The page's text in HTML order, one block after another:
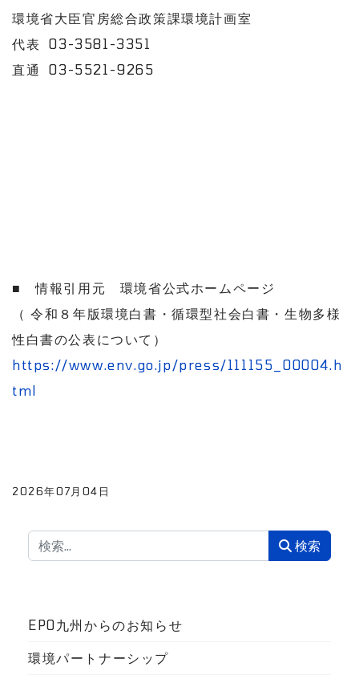
環境省大臣官房総合政策課環境計画室
代表 03-3581-3351
直通 03-5521-9265
■ 情報引用元 環境省公式ホームページ
（令和８年版環境白書・循環型社会白書・生物多様
性白書の公表について）
https://www.env.go.jp/press/111155_00004.h
tml
2026年07月04日
検索 検索
EPO九州からのお知らせ
環境パートナーシップ